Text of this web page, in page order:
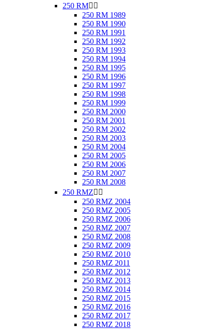
250 RM 
250 RM 1989
250 RM 1990
250 RM 1991
250 RM 1992
250 RM 1993
250 RM 1994
250 RM 1995
250 RM 1996
250 RM 1997
250 RM 1998
250 RM 1999
250 RM 2000
250 RM 2001
250 RM 2002
250 RM 2003
250 RM 2004
250 RM 2005
250 RM 2006
250 RM 2007
250 RM 2008
250 RMZ 
250 RMZ 2004
250 RMZ 2005
250 RMZ 2006
250 RMZ 2007
250 RMZ 2008
250 RMZ 2009
250 RMZ 2010
250 RMZ 2011
250 RMZ 2012
250 RMZ 2013
250 RMZ 2014
250 RMZ 2015
250 RMZ 2016
250 RMZ 2017
250 RMZ 2018